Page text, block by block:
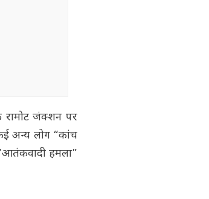
रामोट जंक्शन पर
अन्य लोग “कांच
हमला”